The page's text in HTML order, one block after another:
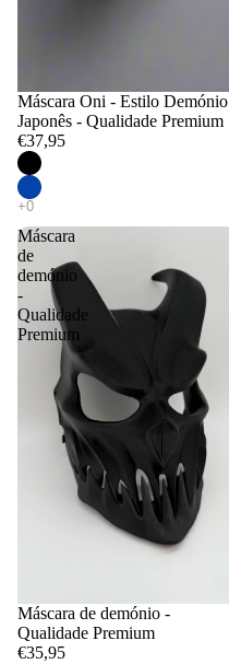
Máscara Oni - Estilo Demónio
Japonês - Qualidade Premium
€37,95
Máscara
de
demónio
-
Qualidade
Premium
Máscara de demónio -
Qualidade Premium
€35,95